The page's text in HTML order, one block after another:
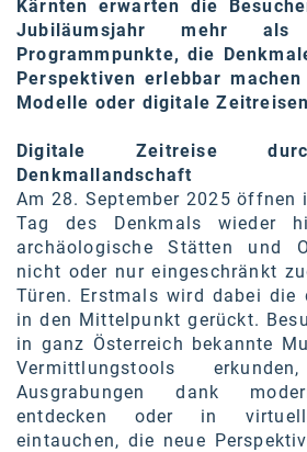
SW Umwelttechnik
TEDAI
TheVentury
vivo
WALTER GROUP
WEB Windenergie AG
WEconomy - Diversity works!
Calle Libre
ÖZSV
Media
Kärnten erwarten die
Jubiläumsjahr mehr
Programmpunkte, die
Perspektiven erlebbar
Modelle oder digitale
Digitale Zeitreise
Denkmallandschaft
Am 28. September 2025 öffnen
Tag des Denkmals wieder
archäologische Stätten und
nicht oder nur eingeschränkt
Türen. Erstmals wird dabei die
in den Mittelpunkt gerückt.
in ganz Österreich bekannte
Vermittlungstools
Ausgrabungen dank
entdecken oder in
eintauchen, die neue